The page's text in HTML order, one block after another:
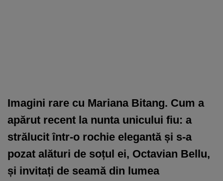
Imagini rare cu Mariana Bitang. Cum a
apărut recent la nunta unicului fiu: a
strălucit într-o rochie elegantă și s-a
pozat alături de soțul ei, Octavian Bellu,
și invitați de seamă din lumea